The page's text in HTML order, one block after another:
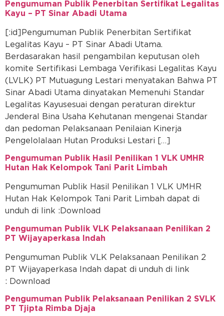
Pengumuman Publik Penerbitan Sertifikat Legalitas
Kayu – PT Sinar Abadi Utama
[:id]Pengumuman Publik Penerbitan Sertifikat
Legalitas Kayu – PT Sinar Abadi Utama.
Berdasarakan hasil pengambilan keputusan oleh
komite Sertifikasi Lembaga Verifikasi Legalitas Kayu
(LVLK) PT Mutuagung Lestari menyatakan Bahwa PT
Sinar Abadi Utama dinyatakan Memenuhi Standar
Legalitas Kayusesuai dengan peraturan direktur
Jenderal Bina Usaha Kehutanan mengenai Standar
dan pedoman Pelaksanaan Penilaian Kinerja
Pengelolalaan Hutan Produksi Lestari […]
Pengumuman Publik Hasil Penilikan 1 VLK UMHR
Hutan Hak Kelompok Tani Parit Limbah
Pengumuman Publik Hasil Penilikan 1 VLK UMHR
Hutan Hak Kelompok Tani Parit Limbah dapat di
unduh di link :Download
Pengumuman Publik VLK Pelaksanaan Penilikan 2
PT Wijayaperkasa Indah
Pengumuman Publik VLK Pelaksanaan Penilikan 2
PT Wijayaperkasa Indah dapat di unduh di link
: Download
Pengumuman Publik Pelaksanaan Penilikan 2 SVLK
PT Tjipta Rimba Djaja